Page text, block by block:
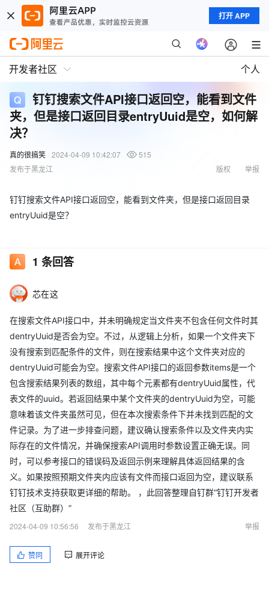
打开 APP
开发者社区 个人
钉钉搜索文件API接口返回空，能看到文件
夹，但是接口返回目录entryUuid是空，如何解
决？
真的很搞笑 2024-04-09 10:42:07
515
发布于黑龙江
举报
版权
钉钉搜索文件API接口返回空，能看到文件夹，但是接口返回目录
entryUuid是空？
1 条回答
芯在这
在搜索文件API接口中，并未明确规定当文件夹不包含任何文件时其
dentryUuid是否会为空。不过，从逻辑上分析，如果一个文件夹下
没有搜索到匹配条件的文件，则在搜索结果中这个文件夹对应的
dentryUuid可能会为空。搜索文件API接口的返回参数items是一个
包含搜索结果列表的数组，其中每个元素都有dentryUuid属性，代
表文件的uuid。若返回结果中某个文件夹的dentryUuid为空，可能
意味着该文件夹虽然可见，但在本次搜索条件下并未找到匹配的文
件记录。为了进一步排查问题，建议确认搜索条件以及文件夹内实
际存在的文件情况，并确保搜索API调用时参数设置正确无误。同
时，可以参考接口的错误码及返回示例来理解具体返回结果的含
义。如果按照预期文件夹内应该有文件而接口返回为空，建议联系
钉钉技术支持获取更详细的帮助。 ，此回答整理自钉群“钉钉开发者
社区（互助群）”
2024-04-09 10:56:56
发布于黑龙江 举报
赞同 展开评论